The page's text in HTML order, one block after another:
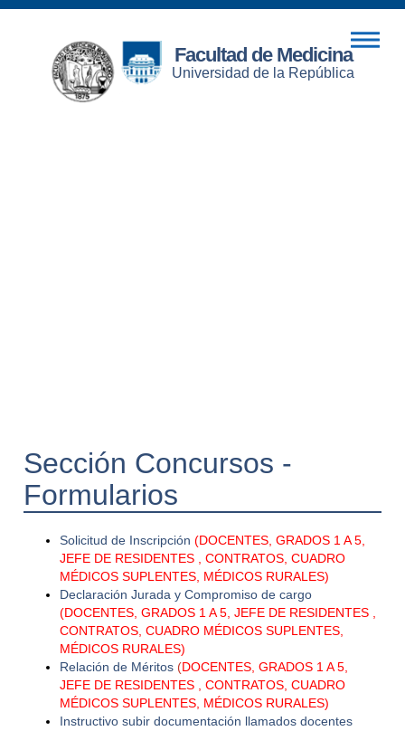
Facultad de Medicina
Universidad de la República
Sección Concursos -
Formularios
Solicitud de Inscripción (DOCENTES, GRADOS 1 A 5,
JEFE DE RESIDENTES , CONTRATOS, CUADRO
MÉDICOS SUPLENTES, MÉDICOS RURALES)
Declaración Jurada y Compromiso de cargo
(DOCENTES, GRADOS 1 A 5, JEFE DE RESIDENTES ,
CONTRATOS, CUADRO MÉDICOS SUPLENTES,
MÉDICOS RURALES)
Relación de Méritos (DOCENTES, GRADOS 1 A 5,
JEFE DE RESIDENTES , CONTRATOS, CUADRO
MÉDICOS SUPLENTES, MÉDICOS RURALES)
Instructivo subir documentación llamados docentes